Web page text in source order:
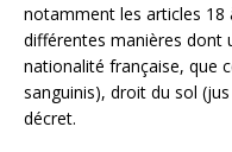
notamment les articles 18
différentes manières dont
nationalité française, que
sanguinis), droit du sol
décret.